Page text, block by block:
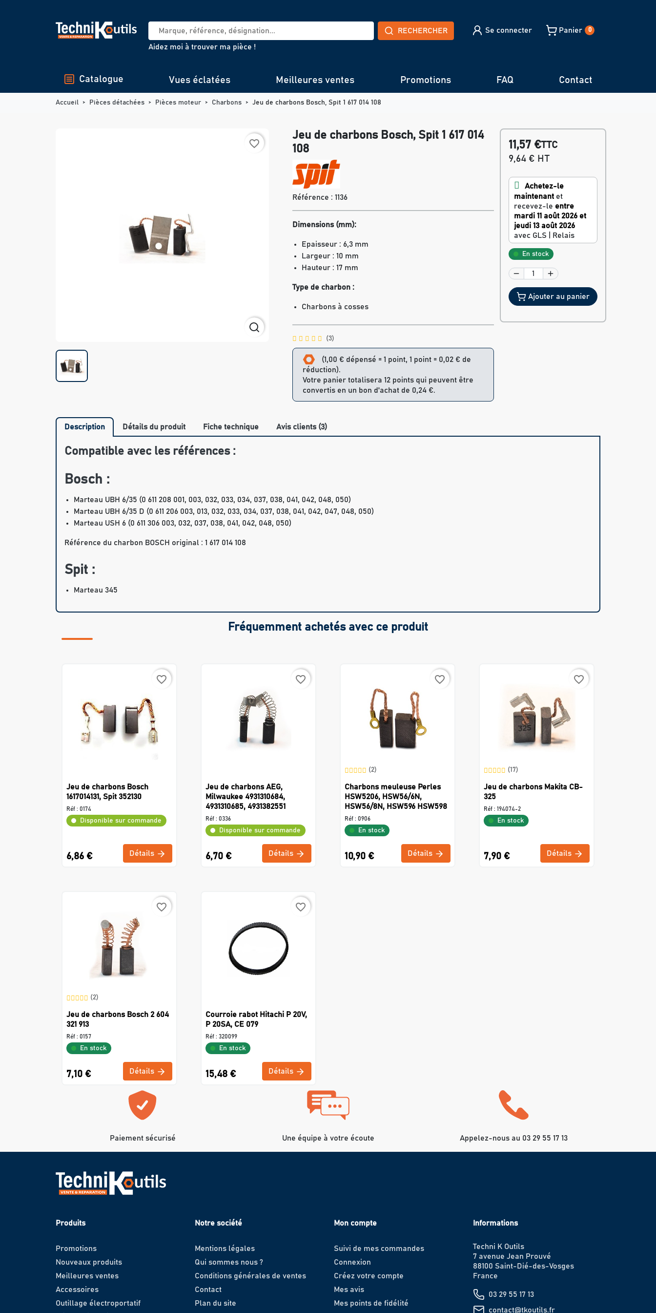
RECHERCHER
Aidez moi à trouver ma pièce !
Se connecter Panier 0
Catalogue Vues éclatées Meilleures ventes Promotions FAQ Contact
Accueil Pièces détachées Pièces moteur Charbons Jeu de charbons Bosch, Spit 1 617 014 108
favorite_border
Jeu de charbons Bosch, Spit 1 617 014
108
Référence : 1136
Dimensions (mm):
Epaisseur : 6,3 mm
Largeur : 10 mm
Hauteur : 17 mm
Type de charbon :
Charbons à cosses
(3)
(1,00 € dépensé = 1 point, 1 point = 0,02 € de
réduction).
Votre panier totalisera 12 points qui peuvent être
convertis en un bon d'achat de 0,24 €.
11,57 €TTC
9,64 € HT
Achetez-le
maintenantet
recevez-le entre
mardi 11 août 2026 et
jeudi 13 août 2026
avec GLS | Relais
En stock
Ajouter au panier
Description Détails du produit Fiche technique Avis clients (3)
Compatible avec les références :
Bosch :
Marteau UBH 6/35 (0 611 208 001, 003, 032, 033, 034, 037, 038, 041, 042, 048, 050)
Marteau UBH 6/35 D (0 611 206 003, 013, 032, 033, 034, 037, 038, 041, 042, 047, 048, 050)
Marteau USH 6 (0 611 306 003, 032, 037, 038, 041, 042, 048, 050)
Référence du charbon BOSCH original : 1 617 014 108
Spit :
Marteau 345
Fréquemment achetés avec ce produit
favorite_border
Jeu de charbons Bosch
1617014131, Spit 352130
Réf : 0174
Disponible sur commande
6,86 € Détails
favorite_border
Jeu de charbons AEG,
Milwaukee 4931310684,
4931310685, 4931382551
Réf : 0336
Disponible sur commande
6,70 € Détails
favorite_border
(2)
Charbons meuleuse Perles
HSW5206, HSW56/6N,
HSW56/8N, HSW596 HSW598
Réf : 0906
En stock
10,90 € Détails
favorite_border
(17)
Jeu de charbons Makita CB-
325
Réf : 194074-2
En stock
7,90 € Détails
favorite_border
(2)
Jeu de charbons Bosch 2 604
321 913
Réf : 0157
En stock
7,10 € Détails
favorite_border
Courroie rabot Hitachi P 20V,
P 20SA, CE 079
Réf : 320099
En stock
15,48 € Détails
Paiement sécurisé Une équipe à votre écoute Appelez-nous au 03 29 55 17 13
Produits
Promotions
Nouveaux produits
Meilleures ventes
Accessoires
Outillage électroportatif
Notre société
Mentions légales
Qui sommes nous ?
Conditions générales de ventes
Contact
Plan du site
Mon compte
Suivi de mes commandes
Connexion
Créez votre compte
Mes avis
Mes points de fidélité
Informations
Techni K Outils
7 avenue Jean Prouvé
88100 Saint-Dié-des-Vosges
France
03 29 55 17 13
contact@tkoutils.fr